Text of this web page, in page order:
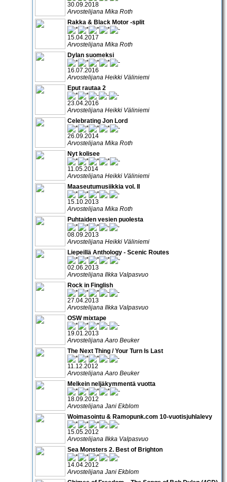
30.09.2018
Arvostelijana Mika Roth
Rakka & Black Motor -split
15.04.2017
Arvostelijana Mika Roth
Dylan suomeksi
16.07.2016
Arvostelijana Heikki Väliniemi
Eput rautaa 2
23.04.2016
Arvostelijana Heikki Väliniemi
Celebrating Jon Lord
26.09.2014
Arvostelijana Mika Roth
Nyt kolisee
11.05.2014
Arvostelijana Heikki Väliniemi
Maaseutumusiikkia vol. II
15.10.2013
Arvostelijana Mika Roth
Puhtaiden vesien puolesta
08.09.2013
Arvostelijana Heikki Väliniemi
Liepeillä Anthology - Scenic Routes
02.06.2013
Arvostelijana Ilkka Valpasvuo
Rock in Finglish
27.04.2013
Arvostelijana Ilkka Valpasvuo
OSW mixtape
19.01.2013
Arvostelijana Aaro Beuker
The Next Thing / Your Turn Is Last
11.12.2012
Arvostelijana Aaro Beuker
Melkein neljäkymmentä vuotta
18.09.2012
Arvostelijana Jani Ekblom
Woimasointu & Ramopunk.com 10-vuotisjuhlalevy
15.05.2012
Arvostelijana Ilkka Valpasvuo
Sea Monsters 2. Best of Brighton
14.04.2012
Arvostelijana Jani Ekblom